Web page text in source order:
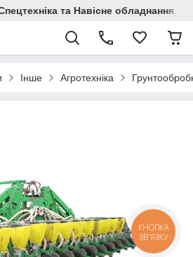
та Навісне обладнання
Інше Агротехніка
КНОПКА
ЗВ'ЯЗКУ